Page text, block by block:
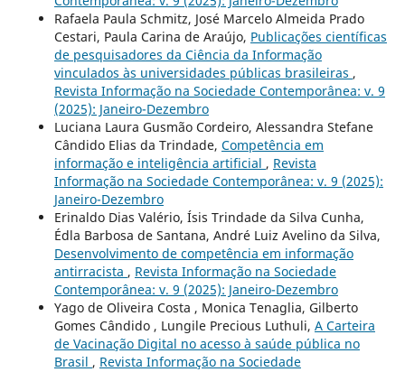
Rafaela Paula Schmitz, José Marcelo Almeida Prado
Cestari, Paula Carina de Araújo, Publicações científicas
de pesquisadores da Ciência da Informação
vinculados às universidades públicas brasileiras ,
Revista Informação na Sociedade Contemporânea: v. 9
(2025): Janeiro-Dezembro
Luciana Laura Gusmão Cordeiro, Alessandra Stefane
Cândido Elias da Trindade, Competência em
informação e inteligência artificial , Revista
Informação na Sociedade Contemporânea: v. 9 (2025):
Janeiro-Dezembro
Erinaldo Dias Valério, Ísis Trindade da Silva Cunha,
Édla Barbosa de Santana, André Luiz Avelino da Silva,
Desenvolvimento de competência em informação
antirracista , Revista Informação na Sociedade
Contemporânea: v. 9 (2025): Janeiro-Dezembro
Yago de Oliveira Costa , Monica Tenaglia, Gilberto
Gomes Cândido , Lungile Precious Luthuli, A Carteira
de Vacinação Digital no acesso à saúde pública no
Brasil , Revista Informação na Sociedade